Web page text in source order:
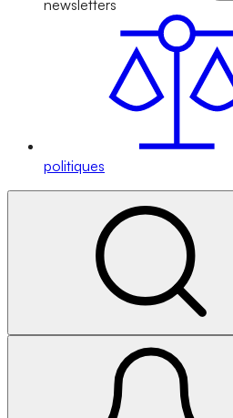
newsletters
politiques